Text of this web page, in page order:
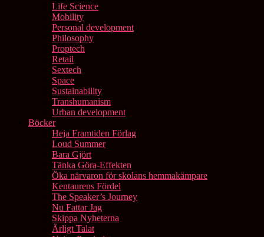
Life Science
Mobility
Personal development
Philosophy
Proptech
Retail
Sextech
Space
Sustainability
Transhumanism
Urban development
Böcker
Heja Framtiden Förlag
Loud Summer
Bara Gjört
Tänka Göra-Effekten
Öka närvaron för skolans hemmakämpare
Kentaurens Fördel
The Speaker’s Journey
Nu Fattar Jag
Skippa Nyheterna
Ärligt Talat